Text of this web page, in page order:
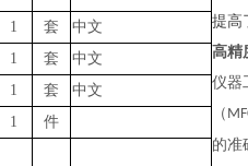
1 套
中文
1 套
中文
1 套
中文
1
件
提高
高精
仪器
（
的准